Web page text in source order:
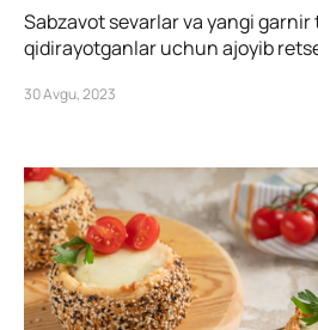
Sabzavot sevarlar va yangi
qidirayotganlar uchun ajoyib
30 Avgu, 2023